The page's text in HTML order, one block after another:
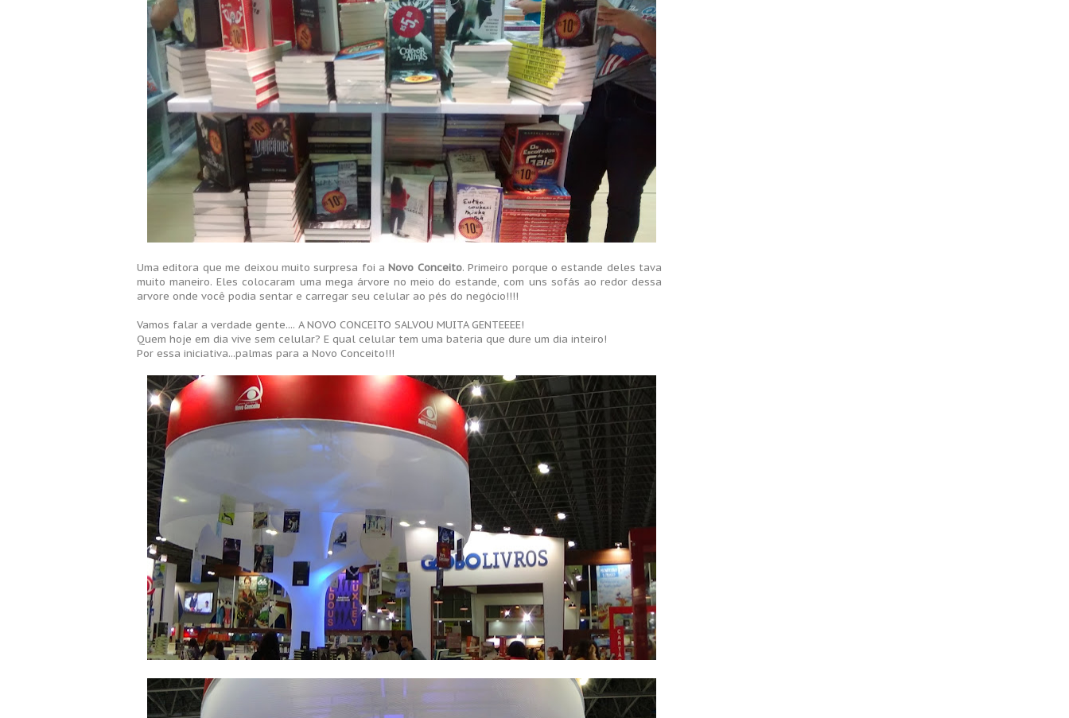
Uma editora que me deixou muito surpresa foi aNovo Conceito. Primeiro porque o estande deles tava
muito maneiro. Eles colocaram uma mega árvore no meio do estande, com uns sofás ao redor dessa
arvore onde você podia sentar e carregar seu celular ao pés do negócio!!!!
Vamos falar a verdade gente.... A NOVO CONCEITO SALVOU MUITA GENTEEEE!
Quem hoje em dia vive sem celular? E qual celular tem uma bateria que dure um dia inteiro!
Por essa iniciativa...palmas para a Novo Conceito!!!